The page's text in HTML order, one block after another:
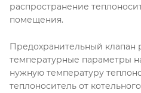
распространение
помещения.
Предохранительный клапан
температурные параметры
нужную температуру
теплоноситель от